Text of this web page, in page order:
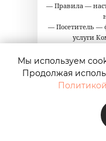
Мы используем
Продолжая
— Правила —
— Посетитель —
услуги
—
— Комплект —
—
— Детский